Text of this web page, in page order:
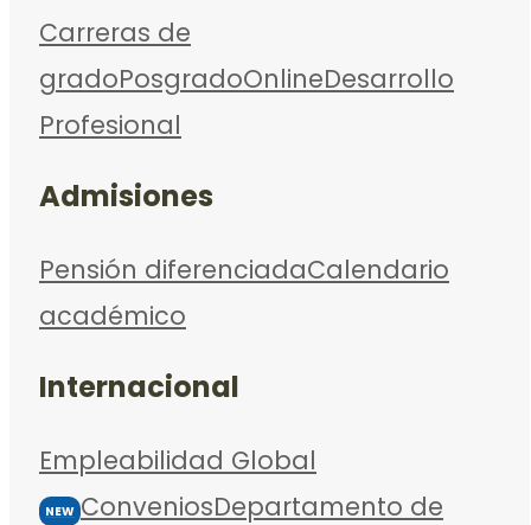
Carreras de
gradoPosgradoOnlineDesarrollo
Profesional
Admisiones
Pensión diferenciadaCalendario
académico
Internacional
Empleabilidad Global
NEW ConveniosDepartamento de